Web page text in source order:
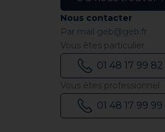
Nous contacter
Par mail geb@geb.fr
Vous êtes particulier
01 48 17 99 82
Vous êtes professionnel
01 48 17 99 99